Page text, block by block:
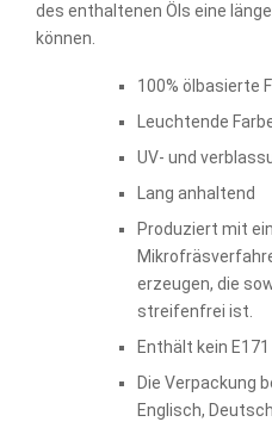
des enthaltenen Öls eine
können.
100% ölbasierte
Leuchtende
UV- und
Lang anhaltend
Produziert mit
erzeugen, die
streifenfrei ist.
Enthält kein E171
Die Verpackung
Englisch,